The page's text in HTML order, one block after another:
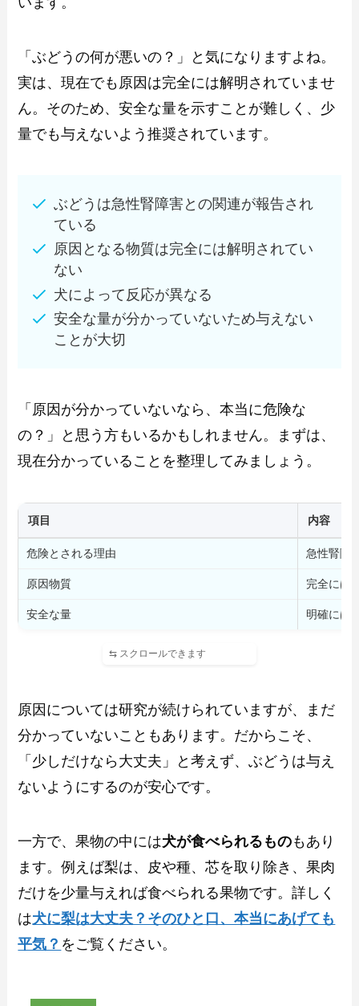
「ぶどうの何が悪いの？」と気になりますよね。
実は、現在でも原因は完全には解明されていませ
ん。そのため、安全な量を示すことが難しく、少
量でも与えないよう推奨されています。
ぶどうは急性腎障害との関連が報告され
ている
原因となる物質は完全には解明されてい
ない
犬によって反応が異なる
安全な量が分かっていないため与えない
ことが大切
「原因が分かっていないなら、本当に危険な
の？」と思う方もいるかもしれません。まずは、
現在分かっていることを整理してみましょう。
項目 内容
危険とされる理由 急性腎障
原因物質 完全には
安全な量 明確には
原因については研究が続けられていますが、まだ
分かっていないこともあります。だからこそ、
「少しだけなら大丈夫」と考えず、ぶどうは与え
ないようにするのが安心です。
一方で、果物の中には犬が食べられるものもあり
ます。例えば梨は、皮や種、芯を取り除き、果肉
だけを少量与えれば食べられる果物です。詳しく
は犬に梨は大丈夫？そのひと口、本当にあげても
平気？ をご覧ください。